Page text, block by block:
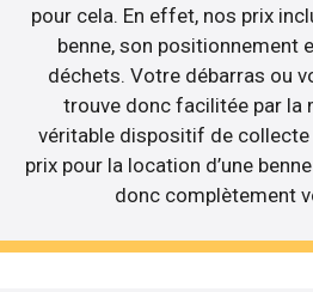
pour cela. En effet, nos prix
benne, son positionnement
déchets. Votre débarras ou
trouve donc facilitée par la
véritable dispositif de
prix pour la location d’une
donc complètement